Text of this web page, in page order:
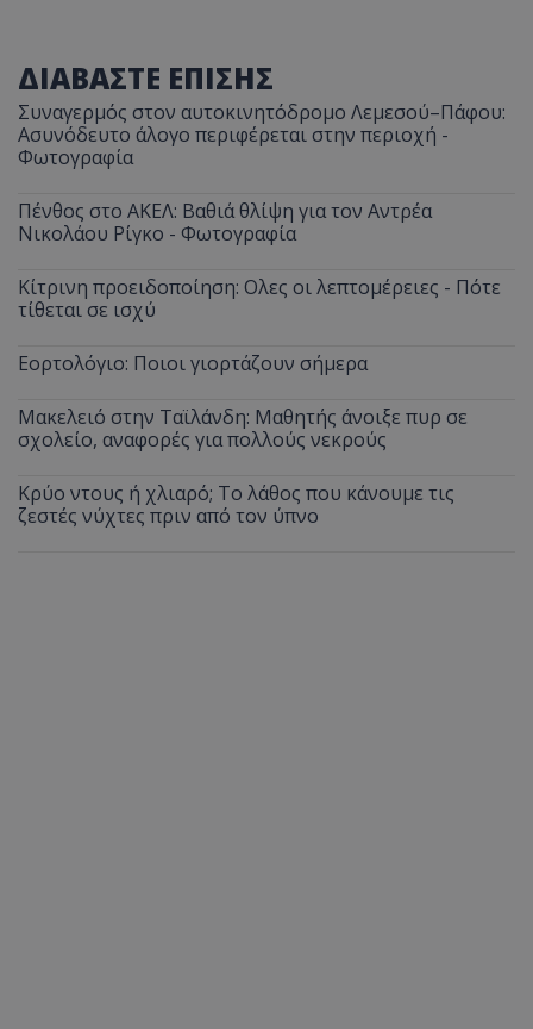
ΔΙΑΒΑΣΤΕ ΕΠΙΣΗΣ
Συναγερμός στον αυτοκινητόδρομο Λεμεσού–Πάφου:
Ασυνόδευτο άλογο περιφέρεται στην περιοχή -
Φωτογραφία
Πένθος στο ΑΚΕΛ: Βαθιά θλίψη για τον Αντρέα
Νικολάου Ρίγκο - Φωτογραφία
Κίτρινη προειδοποίηση: Ολες οι λεπτομέρειες - Πότε
τίθεται σε ισχύ
Εορτολόγιο: Ποιοι γιορτάζουν σήμερα
Μακελειό στην Ταϊλάνδη: Μαθητής άνοιξε πυρ σε
σχολείο, αναφορές για πολλούς νεκρούς
Κρύο ντους ή χλιαρό; Το λάθος που κάνουμε τις
ζεστές νύχτες πριν από τον ύπνο